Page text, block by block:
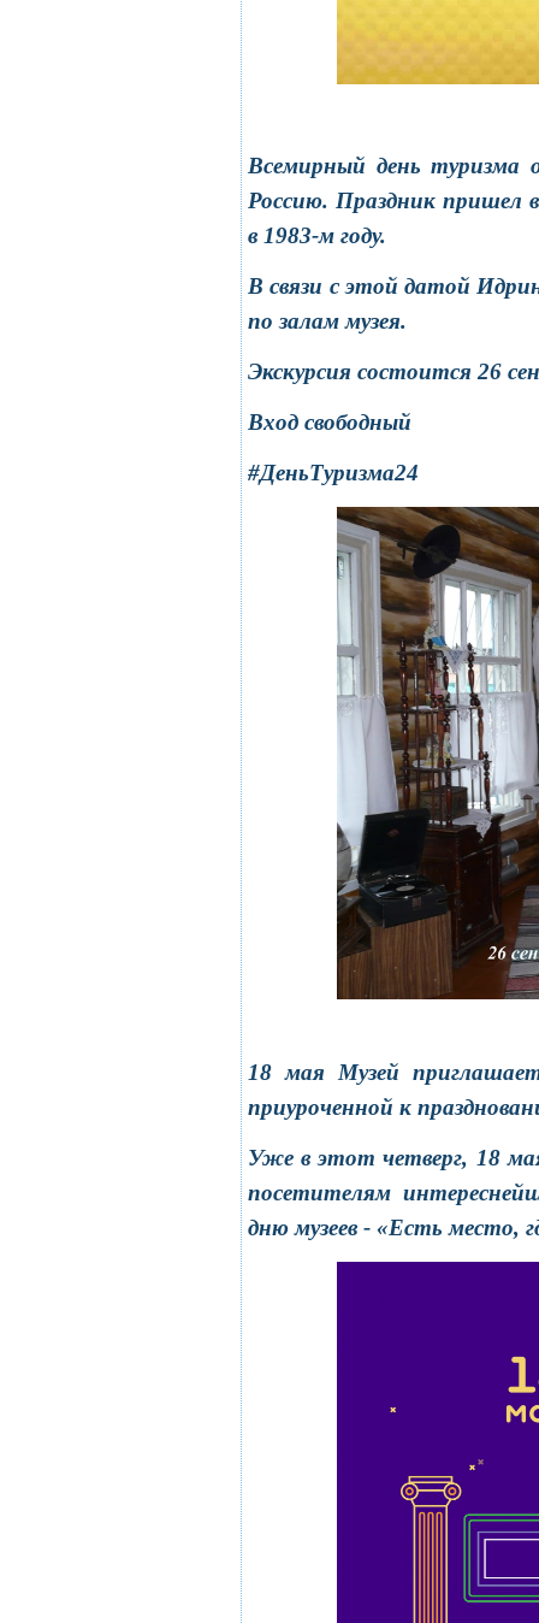
Всемирный день туризма
Россию. Праздник пришел
в 1983-м году.
В связи с этой датой
по залам музея.
Экскурсия состоится 26
Вход свободный
#ДеньТуризма24
18 мая Музей
приуроченной к
Уже в этот четверг, 18
посетителям
дню музеев - «Есть место,